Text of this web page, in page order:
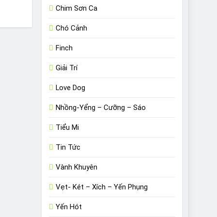
Chim Sơn Ca
Chó Cảnh
Finch
Giải Trí
Love Dog
Nhồng-Yểng – Cưỡng – Sáo
Tiểu Mi
Tin Tức
Vành Khuyên
Vẹt- Két – Xích – Yến Phụng
Yến Hót